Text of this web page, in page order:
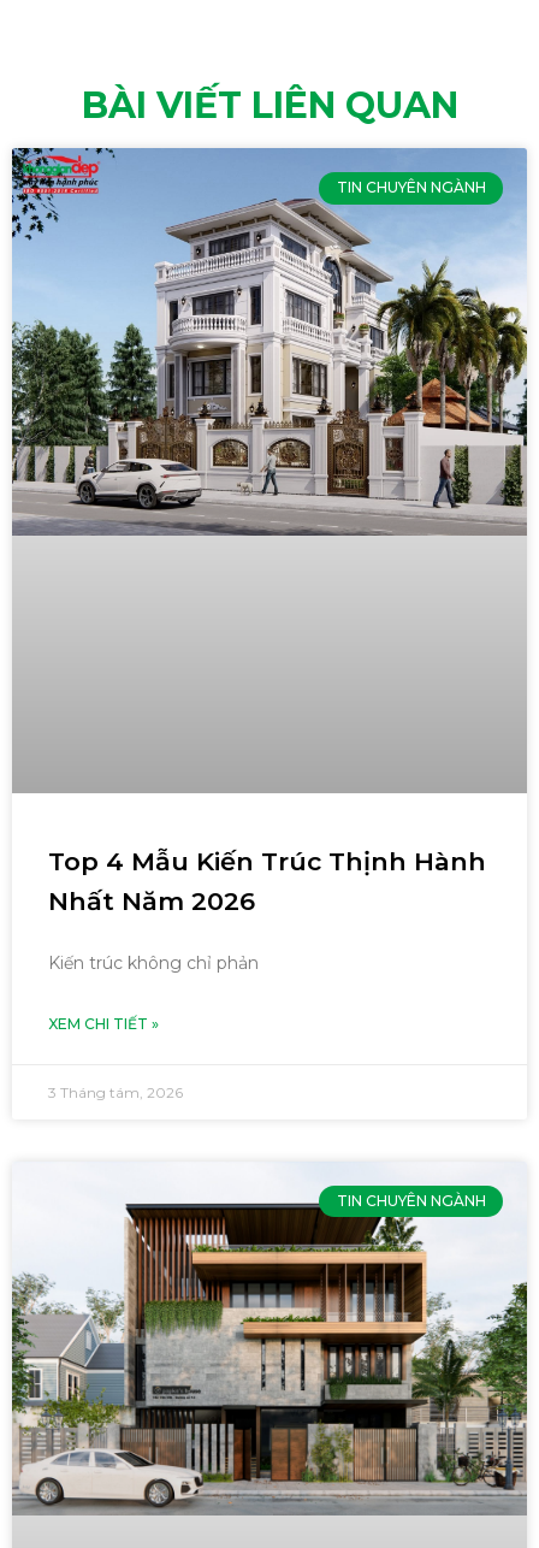
BÀI VIẾT LIÊN QUAN
TIN CHUYÊN NGÀNH
Top 4 Mẫu Kiến Trúc Thịnh Hành
Nhất Năm 2026
Kiến trúc không chỉ phản
XEM CHI TIẾT »
3 Tháng tám, 2026
TIN CHUYÊN NGÀNH